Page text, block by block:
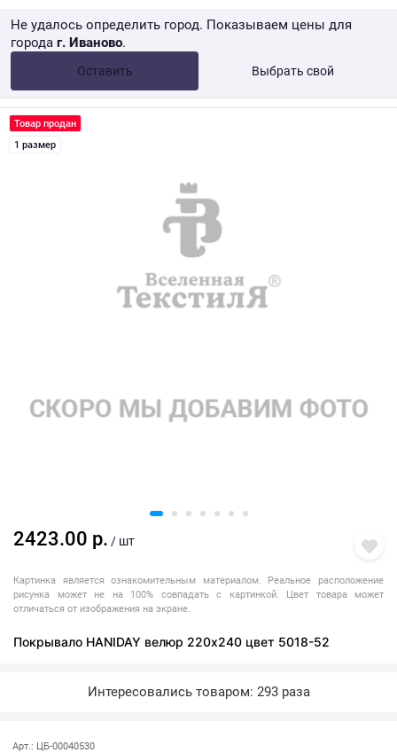
Не удалось определить город. Показываем цены для
города г. Иваново.
Оставить Выбрать свой
от 10 000 ₽ Розница → WB
Товар продан
1 размер
2423.00 р. / шт
Картинка является ознакомительным материалом. Реальное расположение
рисунка может не на 100% совпадать с картинкой. Цвет товара может
отличаться от изображения на экране.
Покрывало HANIDAY велюр 220х240 цвет 5018-52
Интересовались товаром: 293 раза
Арт.: ЦБ-00040530